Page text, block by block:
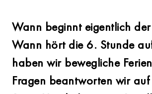
Wann beginnt eigentlich
Wann hört die 6. Stunde
haben wir bewegliche
Fragen beantworten wir